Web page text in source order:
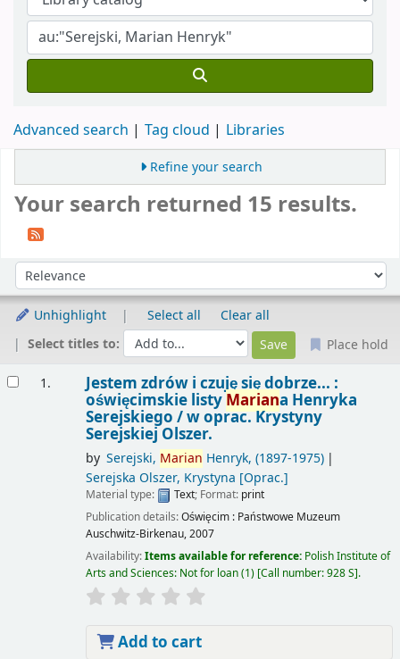
Advanced search Tag cloud Libraries
Refine your search
Your search returned 15 results.
Sort by:
Unhighlight Select all
Clear all
Select titles to:
Place hold
1. Jestem zdrów i czuję się dobrze... :
oświęcimskie listy Mariana Henryka
Serejskiego /w oprac. Krystyny
Serejskiej Olszer.
by Serejski, Marian Henryk, (1897-1975)
Serejska Olszer, Krystyna [Oprac.]
Material type: Text; Format: print
Publication details:Oświęcim : Państwowe Muzeum
Auschwitz-Birkenau,2007
Availability:Items available for reference: Polish Institute of
Arts and Sciences: Not for loan(1) Call number:928 S .
Add to cart